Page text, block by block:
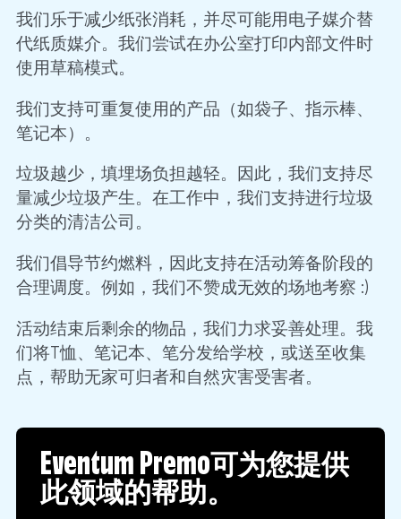
我们乐于减少纸张消耗，并尽可能用电子媒介替
代纸质媒介。我们尝试在办公室打印内部文件时
使用草稿模式。
我们支持可重复使用的产品（如袋子、指示棒、
笔记本）。
垃圾越少，填埋场负担越轻。因此，我们支持尽
量减少垃圾产生。在工作中，我们支持进行垃圾
分类的清洁公司。
我们倡导节约燃料，因此支持在活动筹备阶段的
合理调度。例如，我们不赞成无效的场地考察 :)
活动结束后剩余的物品，我们力求妥善处理。我
们将T恤、笔记本、笔分发给学校，或送至收集
点，帮助无家可归者和自然灾害受害者。
Eventum Premo可为您提供
此领域的帮助。